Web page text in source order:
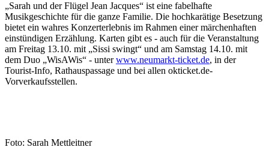
„Sarah und der Flügel Jean Jacques“ ist eine fabelhafte
Musikgeschichte für die ganze Familie. Die hochkarätige Besetzung
bietet ein wahres Konzerterlebnis im Rahmen einer märchenhaften
einstündigen Erzählung. Karten gibt es - auch für die Veranstaltung
am Freitag 13.10. mit „Sissi swingt“ und am Samstag 14.10. mit
dem Duo „WisAWis“ - unterwww.neumarkt-ticket.de, in der
Tourist-Info, Rathauspassage und bei allen okticket.de-
Vorverkaufsstellen.
Foto: Sarah Mettleitner